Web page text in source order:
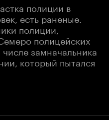
полиции в
есть раненые.
полиции,
полицейских
замначальника
который пытался